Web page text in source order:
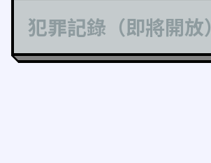
犯罪記錄（即將開放）